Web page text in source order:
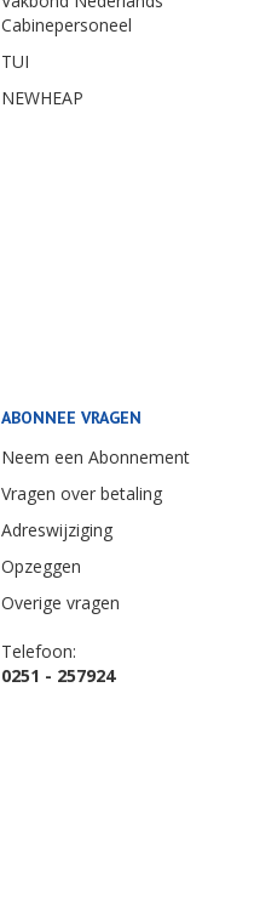
Cabinepersoneel
TUI
NEWHEAP
ABONNEE VRAGEN
Neem een Abonnement
Vragen over betaling
Adreswijziging
Opzeggen
Overige vragen
Telefoon:
0251 - 257924